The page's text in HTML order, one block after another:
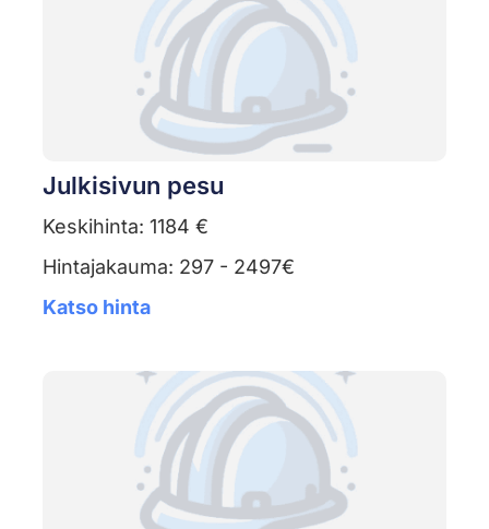
Julkisivun pesu
Keskihinta: 1184 €
Hintajakauma: 297 - 2497€
Katso hinta